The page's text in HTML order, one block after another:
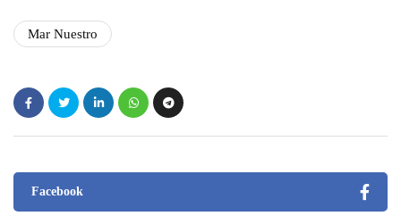
Mar Nuestro
Facebook